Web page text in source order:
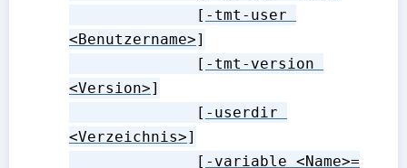
              [
-tmt-user
<Benutzername>]
              [
-tmt-version
<Version>]
              [
-userdir
<Verzeichnis>]
              [
-variable <Name>=